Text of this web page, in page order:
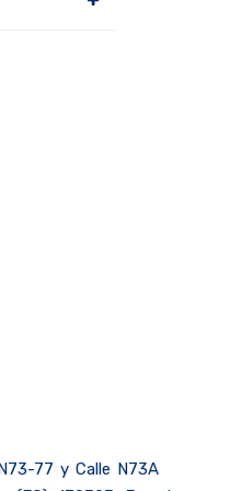
77 y Calle N73A